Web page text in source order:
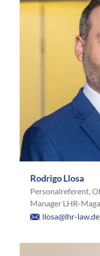
Rodrigo Llosa
Personalreferent,
Manager LHR-
llosa@lhr-law.de